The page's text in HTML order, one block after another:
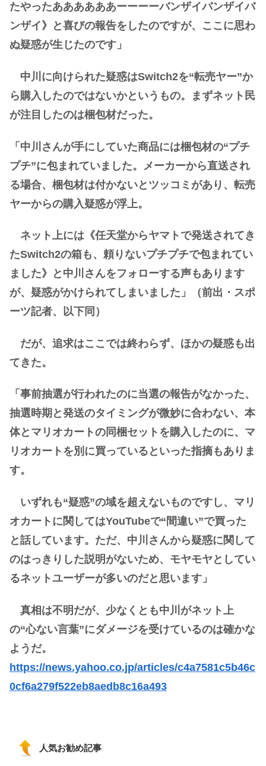
たやったああああああーーーーバンザイバンザイバ
ンザイ》と喜びの報告をしたのですが、ここに思わ
ぬ疑惑が生じたのです」
中川に向けられた疑惑はSwitch2を“転売ヤー”か
ら購入したのではないかというもの。まずネット民
が注目したのは梱包材だった。
「中川さんが手にしていた商品には梱包材の“プチ
プチ”に包まれていました。メーカーから直送され
る場合、梱包材は付かないとツッコミがあり、転売
ヤーからの購入疑惑が浮上。
ネット上には《任天堂からヤマトで発送されてき
たSwitch2の箱も、頼りないプチプチで包まれてい
ました》と中川さんをフォローする声もあります
が、疑惑がかけられてしまいました」（前出・スポ
ーツ記者、以下同）
だが、追求はここでは終わらず、ほかの疑惑も出
てきた。
「事前抽選が行われたのに当選の報告がなかった、
抽選時期と発送のタイミングが微妙に合わない、本
体とマリオカートの同梱セットを購入したのに、マ
リオカートを別に買っているといった指摘もありま
す。
いずれも“疑惑”の域を超えないものですし、マリ
オカートに関してはYouTubeで“間違い”で買った
と話しています。ただ、中川さんから疑惑に関して
のはっきりした説明がないため、モヤモヤとしてい
るネットユーザーが多いのだと思います」
真相は不明だが、少なくとも中川がネット上
の“心ない言葉”にダメージを受けているのは確かな
ようだ。
https://news.yahoo.co.jp/articles/c4a7581c5b46c
0cf6a279f522eb8aedb8c16a493
人気お勧め記事